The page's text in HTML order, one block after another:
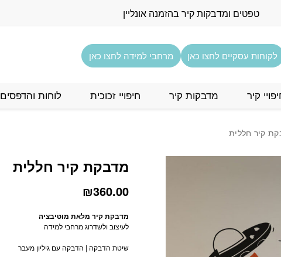
טפטים ומדבקות קיר בהזמנה אונליין
לקוחות עסקיים לחצו כאן מרחבי למידה לחצו כאן
קיר מדבקות קיר חיפויי זכוכית לוחות והדפסים
קיר חללית
מדבקת קיר חללית
₪360.00
מדבקת קיר מלאת מוטיבציה
לעיצוב ולשדרוג מרחבי למידה
שיטת הדבקה | הדבקה עם גיליון מעבר